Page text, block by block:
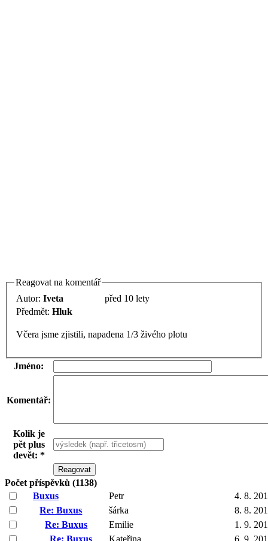
Reagovat na komentář
Autor: Iveta
před 10 lety
Předmět: Hluk
Včera jsme zjistili, napadena 1/3 živého plotu
Jméno:
Komentář:
Kolik je
pět plus
devět: *
Počet příspěvků (1138)
Buxus
Petr
4. 8.
Re: Buxus
šárka
8. 8.
Re: Buxus
Emilie
1. 9.
Re: Buxus
Kateřina
6. 9.